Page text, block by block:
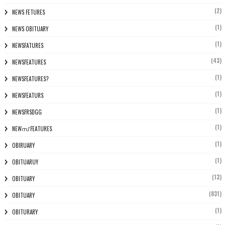
NEWS FETURES (2)
NEWS OBITUARY (1)
NEWSFATURES (1)
NEWSFEATURES (43)
NEWSFEATURES? (1)
NEWSFEATURS (1)
NEWSFRSDGG (1)
NEWസ് FEATURES (1)
OBIRUARY (1)
OBITUARUY (1)
OBITUARY (13)
OBITUARY (831)
OBITURARY (1)